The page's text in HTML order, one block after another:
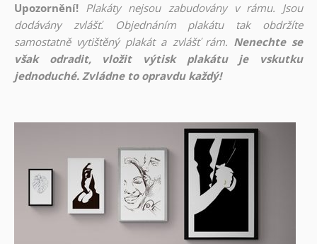
Upozornění! Plakáty nejsou zabudovány v rámu. Jsou
dodávány zvlášť. Objednáním plakátu tak obdržíte
samostatně vytištěný plakát a zvlášť rám. Nenechte se
však odradit, vložit výtisk plakátu je vskutku
jednoduché. Zvládne to opravdu každý!